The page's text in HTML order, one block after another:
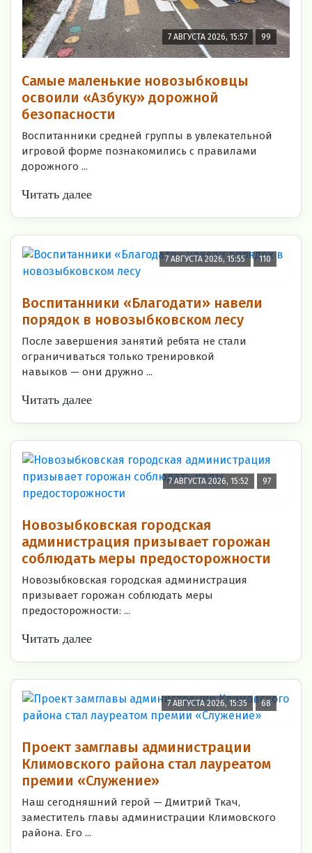
7 АВГУСТА 2026, 15:57 99
Самые маленькие новозыбковцы
освоили «Азбуку» дорожной
безопасности
Воспитанники средней группы в увлекательной
игровой форме познакомились с правилами
дорожного ...
Читать далее
7 АВГУСТА 2026, 15:55 110
Воспитанники «Благодати» навели
порядок в новозыбковском лесу
После завершения занятий ребята не стали
ограничиваться только тренировкой
навыков — они дружно ...
Читать далее
7 АВГУСТА 2026, 15:52 97
Новозыбковская городская
администрация призывает горожан
соблюдать меры предосторожности
Новозыбковская городская администрация
призывает горожан соблюдать меры
предосторожности: ...
Читать далее
7 АВГУСТА 2026, 15:35 68
Проект замглавы администрации
Климовского района стал лауреатом
премии «Служение»
Наш сегодняшний герой — Дмитрий Ткач,
заместитель главы администрации Климовского
района. Его ...